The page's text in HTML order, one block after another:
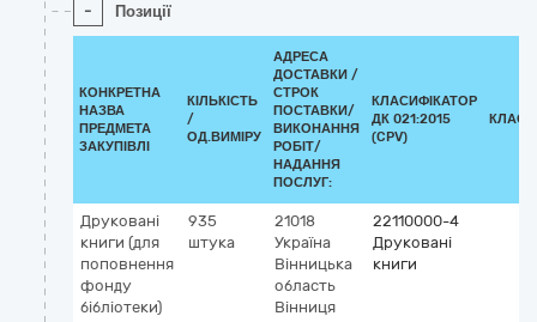
- Позиції
КОНКРЕТНА
НАЗВА
ПРЕДМЕТА
ЗАКУПІВЛІ
КІЛЬКІСТЬ
/
ОД.ВИМІРУ
АДРЕСА
ДОСТАВКИ /
СТРОК
ПОСТАВКИ/
ВИКОНАННЯ
РОБІТ/
НАДАННЯ
ПОСЛУГ:
КЛАСИФІКАТОР
ДК 021:2015
(CPV)
Друковані
книги (для
поповнення
фонду
бібліотеки)
935
штука
21018
Україна
Вінницька
область
Вінниця
22110000-4
Друковані
книги